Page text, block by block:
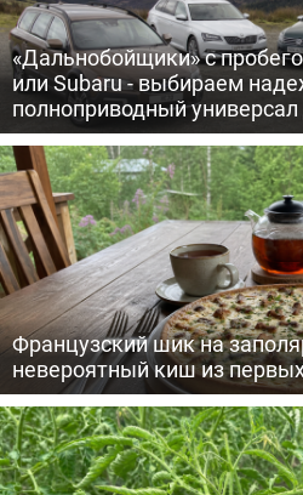
«Дальнобойщики» с
или Subaru - выбираем
полноприводный
Французский шик на
невероятный киш из